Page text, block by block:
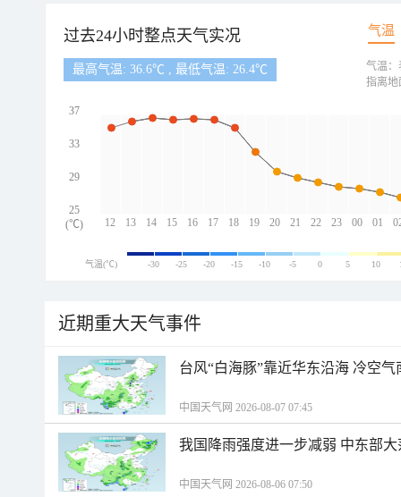
过去24小时整点天气实况 气温
最高气温: 36.6℃ , 最低气温: 26.4℃
12 13 14 15 16 17 18 19 20 21 22 23 00 01
37
33
29
25
(℃)
气温：
指离地
气温(℃) -30 -25 -20 -15 -10 -5 0 5 10
近期重大天气事件
台风“白海豚”靠近华东沿海 冷空
中国天气网 2026-08-07 07:45
我国降雨强度进一步减弱 中东部
中国天气网 2026-08-06 07:50